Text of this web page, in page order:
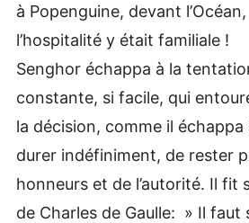
à Popenguine, devant
l’hospitalité y était familiale !
Senghor échappa à la
constante, si facile, qui
la décision, comme il
durer indéfiniment, de rester
honneurs et de l’autorité. Il fit
de Charles de Gaulle: » Il faut